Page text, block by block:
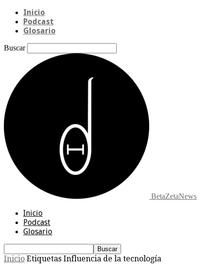
Inicio
Podcast
Glosario
Buscar
BetaZetaNews
Inicio
Podcast
Glosario
Inicio Etiquetas Influencia de la tecnología